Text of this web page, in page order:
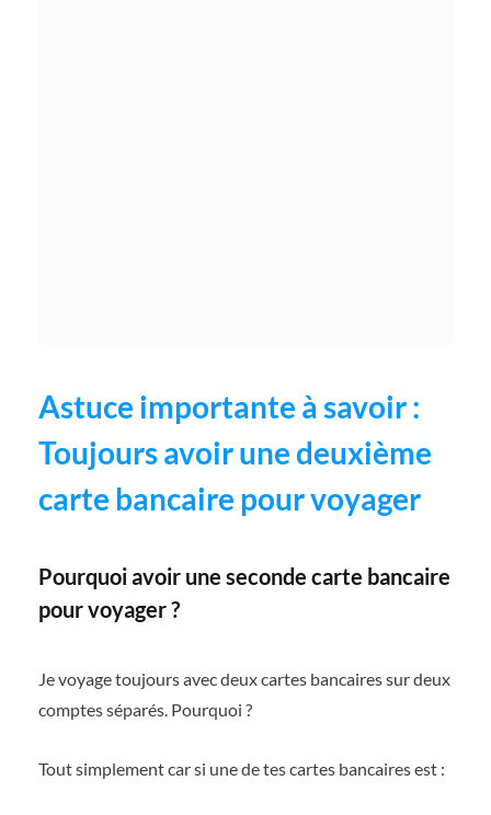
Astuce importante à savoir :
Toujours avoir une deuxième
carte bancaire pour voyager
Pourquoi avoir une seconde carte bancaire
pour voyager ?
Je voyage toujours avec deux cartes bancaires sur deux
comptes séparés. Pourquoi ?
Tout simplement car si une de tes cartes bancaires est :